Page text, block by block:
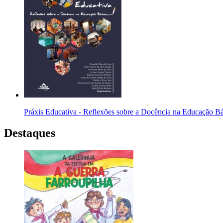
Práxis Educativa - Reflexões sobre a Docência na Educação
Destaques